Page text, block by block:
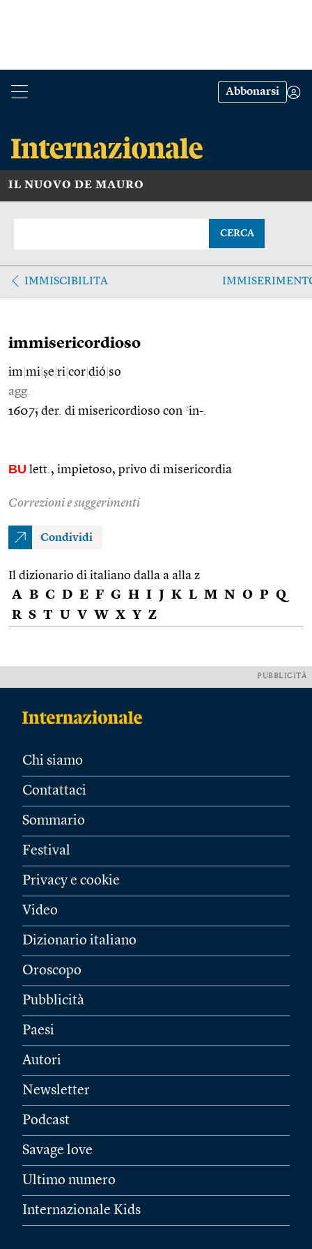
Abbonarsi
IL NUOVO DE MAURO
CERCA
IMMISCIBILITA
immisericordioso
im mi ṣe ri cor dió so
agg.
1607; der. di misericordioso con 2in-.
BU lett., impietoso, privo di misericordia
Correzioni e suggerimenti
Condividi
Il dizionario di italiano dalla a alla z
A B C D E F G H I J K L M N O P Q
R S T U V W X Y Z
PUBBLICITÀ
Chi siamo
Contattaci
Sommario
Festival
Privacy e cookie
Video
Dizionario italiano
Oroscopo
Pubblicità
Paesi
Autori
Newsletter
Podcast
Savage love
Ultimo numero
Internazionale Kids